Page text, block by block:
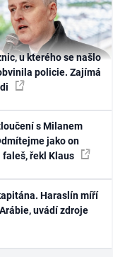
u kterého se našlo
policie. Zajímá
s Milanem
jako on
faleš, řekl Klaus
Haraslín míří
uvádí zdroje